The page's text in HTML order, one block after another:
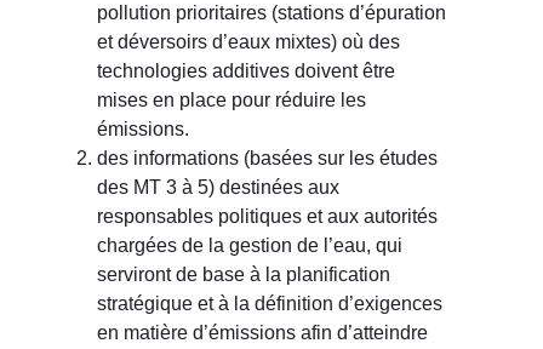
pollution prioritaires (stations d’épuration
et déversoirs d’eaux mixtes) où des
technologies additives doivent être
mises en place pour réduire les
émissions.
des informations (basées sur les études
des MT 3 à 5) destinées aux
responsables politiques et aux autorités
chargées de la gestion de l’eau, qui
serviront de base à la planification
stratégique et à la définition d’exigences
en matière d’émissions afin d’atteindre